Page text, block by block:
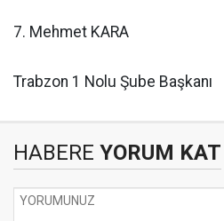
7. Mehmet KARA
Trabzon 1 Nolu Şube Başkanı
HABERE YORUM KAT